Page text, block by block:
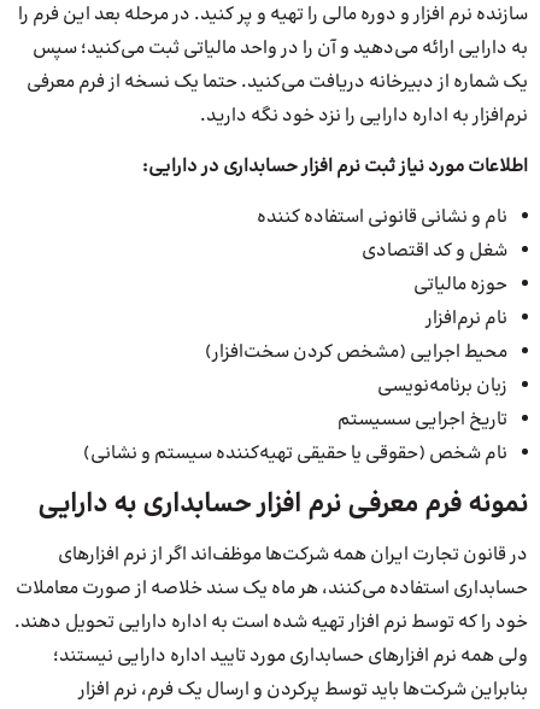
سازنده نرم افزار و دوره مالی را تهیه و پر کنید. در مرحله بعد این فرم را
به دارایی ارائه می‌دهید و آن را در واحد مالیاتی ثبت می‌کنید؛ سپس
یک شماره از دبیرخانه دریافت می‌کنید. حتما یک نسخه از فرم معرفی
نرم‌افزار به اداره دارایی را نزد خود نگه دارید.
اطلاعات مورد نیاز ثبت نرم افزار حسابداری در دارایی:
نام و نشانی قانونی استفاده کننده
شغل و کد اقتصادی
حوزه مالیاتی
نام نرم‎‌افزار
محیط اجرایی (مشخص‌ کردن سخت‌افزار)
زبان برنامه‌نویسی
تاریخ اجرایی سسیستم
نام شخص (حقوقی یا حقیقی تهیه‌کننده سیستم و نشانی)
نمونه فرم معرفی نرم افزار حسابداری به دارایی
در قانون تجارت ایران همه شرکت‌ها موظف‌اند اگر از نرم افزارهای
حسابداری استفاده می‌کنند، هر ماه یک سند خلاصه از صورت معاملات
خود را که توسط نرم افزار تهیه شده است به اداره دارایی تحویل دهند.
ولی همه نرم افزارهای حسابداری مورد تایید اداره دارایی نیستند؛
بنابراین شرکت‌ها باید توسط پرکردن و ارسال یک فرم، نرم افزار